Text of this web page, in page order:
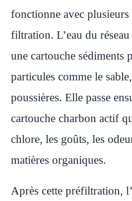
fonctionne avec plusieurs
filtration. L’eau du
une cartouche sédiments
particules comme le
poussières. Elle passe
cartouche charbon actif
chlore, les goûts, les
matières organiques.
Après cette préfiltration,